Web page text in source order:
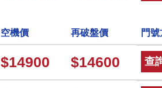
空機價 再破盤價 門
$14900 $14600 查